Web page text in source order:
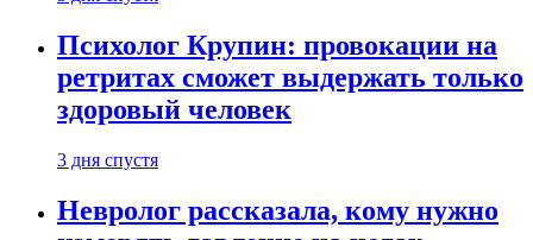
Психолог Крупин: провокации на
ретритах сможет выдержать только
здоровый человек
3 дня спустя
Невролог рассказала, кому нужно